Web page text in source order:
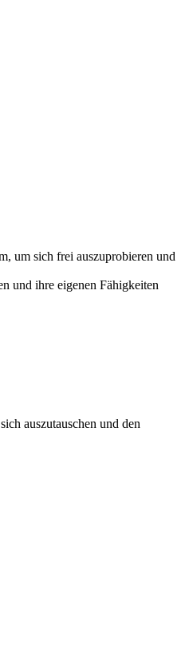
um sich frei auszuprobieren und
und ihre eigenen Fähigkeiten
auszutauschen und den